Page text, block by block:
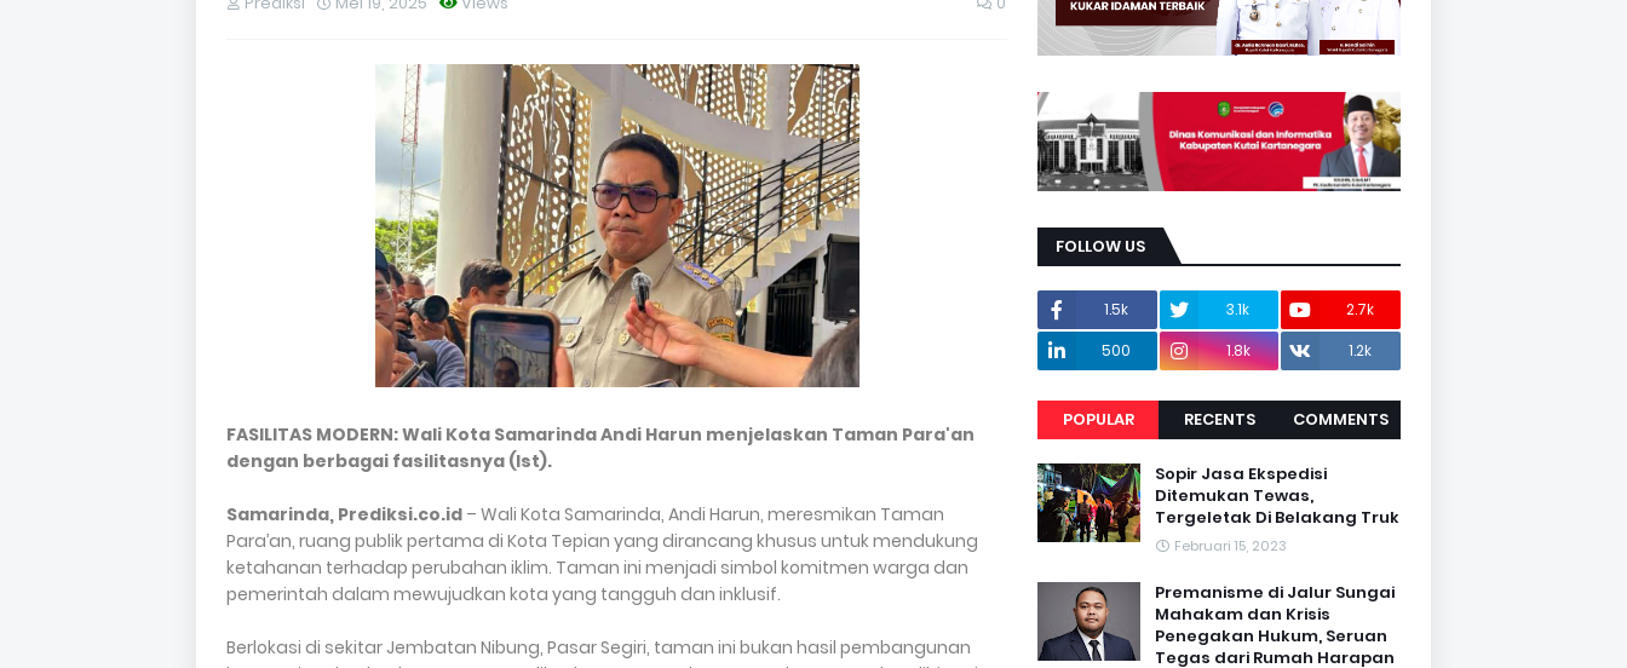
FASILITAS MODERN: Wali Kota Samarinda Andi Harun menjelaskan Taman Para'an
dengan berbagai fasilitasnya (Ist).
Samarinda, Prediksi.co.id – Wali Kota Samarinda, Andi Harun, meresmikan Taman
Para’an, ruang publik pertama di Kota Tepian yang dirancang khusus untuk mendukung
ketahanan terhadap perubahan iklim. Taman ini menjadi simbol komitmen warga dan
pemerintah dalam mewujudkan kota yang tangguh dan inklusif.
Berlokasi di sekitar Jembatan Nibung, Pasar Segiri, taman ini bukan hasil pembangunan
FOLLOW US
1.5k 3.1k
2.7k
500
1.8k 1.2k
POPULAR RECENTS COMMENTS
Sopir Jasa Ekspedisi
Ditemukan Tewas,
Tergeletak Di Belakang Truk
Februari 15, 2023
Premanisme di Jalur Sungai
Mahakam dan Krisis
Penegakan Hukum, Seruan
Tegas dari Rumah Harapan